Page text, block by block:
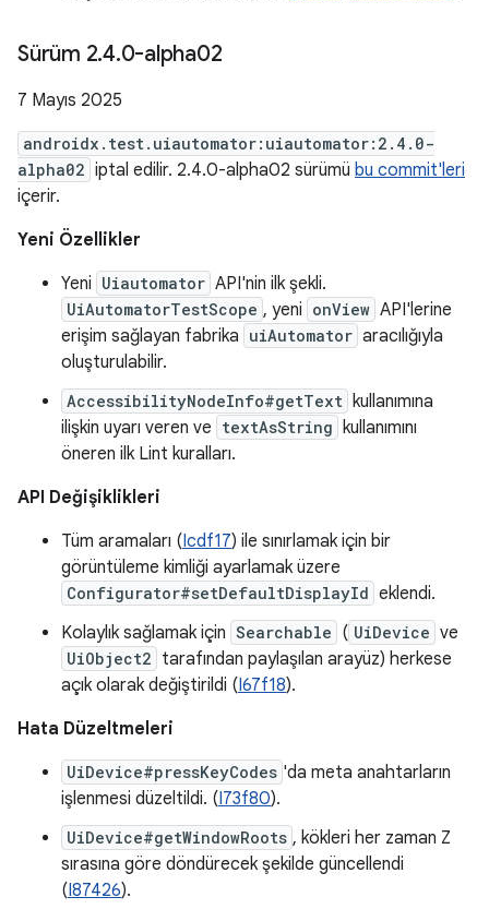
Sürüm 2.4.0-alpha02
7 Mayıs 2025
androidx.test.uiautomator:uiautomator:2.4.0-
alpha02 iptal edilir. 2.4.0-alpha02 sürümü bu commit'leri
içerir.
Yeni Özellikler
Yeni Uiautomator API'nin ilk şekli.
UiAutomatorTestScope , yeni onView API'lerine
erişim sağlayan fabrika uiAutomator aracılığıyla
oluşturulabilir.
AccessibilityNodeInfo#getText kullanımına
ilişkin uyarı veren ve textAsString kullanımını
öneren ilk Lint kuralları.
API Değişiklikleri
Tüm aramaları (Icdf17) ile sınırlamak için bir
görüntüleme kimliği ayarlamak üzere
Configurator#setDefaultDisplayId eklendi.
Kolaylık sağlamak için Searchable ( UiDevice ve
UiObject2 tarafından paylaşılan arayüz) herkese
açık olarak değiştirildi (I67f18).
Hata Düzeltmeleri
UiDevice#pressKeyCodes 'da meta anahtarların
işlenmesi düzeltildi. (I73f80).
UiDevice#getWindowRoots , kökleri her zaman Z
sırasına göre döndürecek şekilde güncellendi
(I87426).